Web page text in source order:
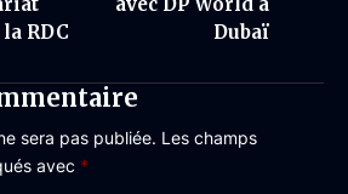
RDC
Dubaï
sera pas publiée. Les champs
avec *